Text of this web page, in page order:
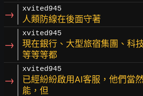
→ xvited945
人類防線在後面守著
→
xvited945
現在銀行、大型旅宿集團、科
等等等都
→
xvited945
已經紛紛啟用AI客服，他們當
能，但